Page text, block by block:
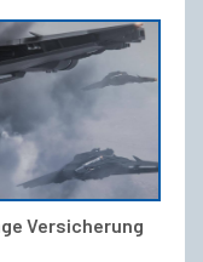
Versicherung
WARENKORB